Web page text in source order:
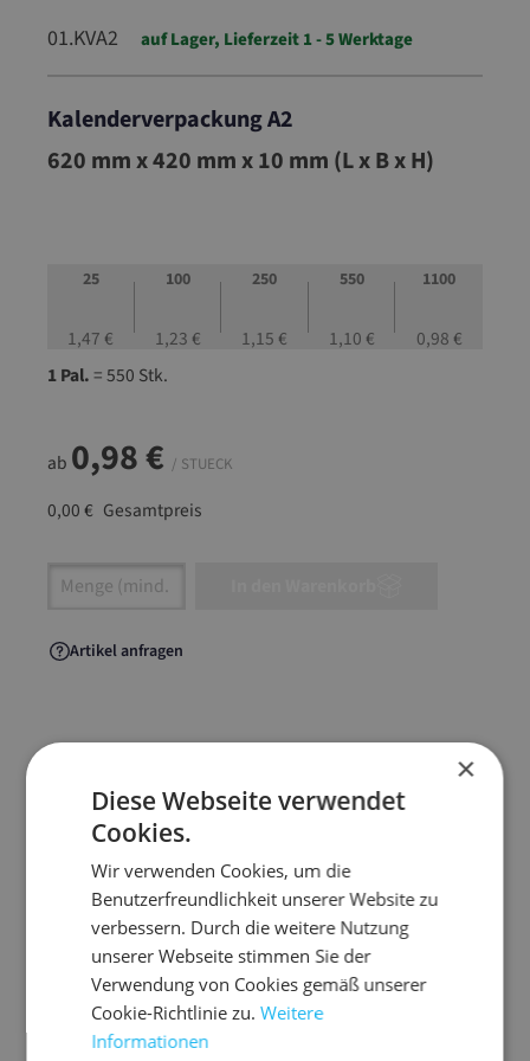
01.KVA2 auf Lager, Lieferzeit 1 - 5 Werktage
Kalenderverpackung A2
01.KVA2
620 mm x 420 mm x 10 mm (L x B x H)
25
1,47 €
100
1,23 €
250
1,15 €
550
1,10 €
1100
0,98 €
1 Pal.= 550 Stk.
ab 0,98 € / STUECK
0,00 € Gesamtpreis
Artikel Anzahl: Gib den gewünschten Wert
Artikel anfragen
Artikelinformationen
Die Kalenderverpackung aus stabiler Wellpappe.
Eine knickschützende Versandverpackung für
Kalender oder andere flachliegende Produkte bis
10 mm Höhe
mit integrierter Verschlusslasche - macht
andere Verschlussmittel überflüssig
einfaches und schnelles Handling
×
Diese Webseite verwendet
Cookies.
Wir verwenden Cookies, um die
Benutzerfreundlichkeit unserer Website zu
verbessern. Durch die weitere Nutzung
unserer Webseite stimmen Sie der
Verwendung von Cookies gemäß unserer
Cookie-Richtlinie zu.Weitere
Informationen